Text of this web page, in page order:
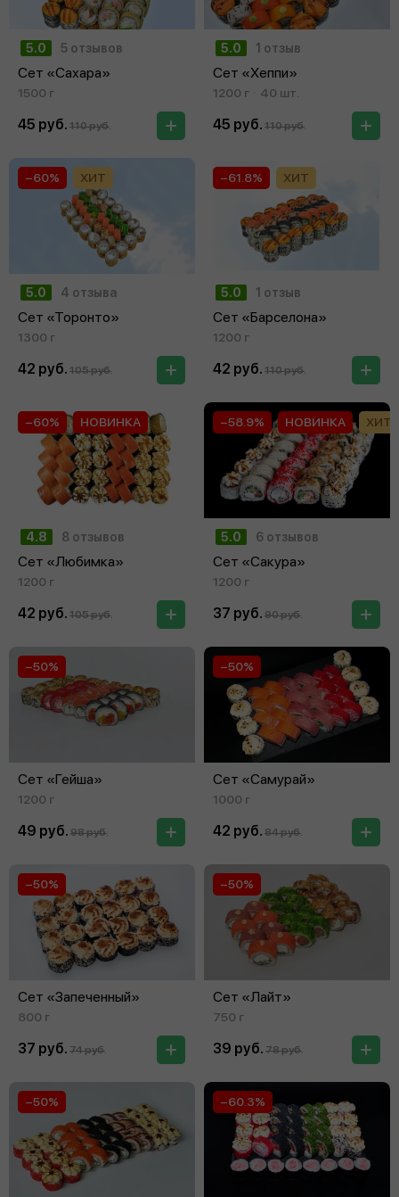
5.0 5 отзывов
Сет «Сахара»
1500 г
45 руб. 110 руб.
5.0 1 отзыв
Сет «Хеппи»
1200 г 40 шт.
45 руб. 110 руб.
5.0 4 отзыва
Сет «Торонто»
−60% ХИТ
1300 г
42 руб. 105 руб.
5.0 1 отзыв
Сет «Барселона»
−61.8% ХИТ
1200 г
42 руб. 110 руб.
4.8 8 отзывов
Сет «Любимка»
−60% НОВИНКА
1200 г
42 руб. 105 руб.
5.0 6 отзывов
Сет «Сакура»
−58.9% НОВИНКА ХИТ
1200 г
37 руб. 90 руб.
Сет «Гейша»
−50%
1200 г
49 руб. 98 руб.
Сет «Самурай»
−50%
1000 г
42 руб. 84 руб.
Сет «Запеченный»
−50%
800 г
37 руб. 74 руб.
Сет «Лайт»
−50%
750 г
39 руб. 78 руб.
−50% −60.3%